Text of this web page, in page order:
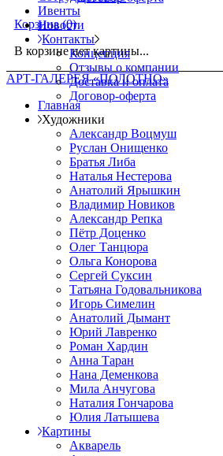
Корзина (0)
В корзине нет картины...
АРТ-ГАЛЕРЕЯ «ПОЛОТНО»
Главная
Художники
Александр Воцмуш
Руслан Онищенко
Братья Либа
Наталья Нестерова
Анатолий Ярышкин
Владимир Новиков
Александр Репка
Пётр Доценко
Олег Танцюра
Ольга Конорова
Сергей Суксин
Татьяна Годовальникова
Игорь Симелин
Анатолий Дымант
Юрий Лавренко
Роман Хардин
Анна Таран
Нана Деменкова
Мила Анчугова
Наталия Гончарова
Юлия Латышева
Картины
Акварель
Ивенты
Новости
Контакты
Концепция
Отзывы о компании
Доставка и оплата
Договор-оферта